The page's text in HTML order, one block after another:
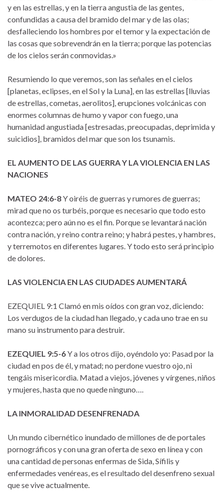
y en las estrellas, y en la tierra angustia de las gentes,
confundidas a causa del bramido del mar y de las olas;
desfalleciendo los hombres por el temor y la expectación de
las cosas que sobrevendrán en la tierra; porque las potencias
de los cielos serán conmovidas.»
Resumiendo lo que veremos, son las señales en el cielos
[planetas, eclipses, en el Sol y la Luna], en las estrellas [lluvias
de estrellas, cometas, aerolitos], erupciones volcánicas con
enormes columnas de humo y vapor con fuego, una
humanidad angustiada [estresadas, preocupadas, deprimida y
suicidios], bramidos del mar que son los tsunamis.
EL AUMENTO DE LAS GUERRA Y LA VIOLENCIA EN LAS
NACIONES
MATEO 24:6-8Y oiréis de guerras y rumores de guerras;
mirad que no os turbéis, porque es necesario que todo esto
acontezca; pero aún no es el fin. Porque se levantará nación
contra nación, y reino contra reino; y habrá pestes, y hambres,
y terremotos en diferentes lugares. Y todo esto será principio
de dolores.
LAS VIOLENCIA EN LAS CIUDADES AUMENTARÁ
EZEQUIEL 9:1 Clamó en mis oídos con gran voz, diciendo:
Los verdugos de la ciudad han llegado, y cada uno trae en su
mano su instrumento para destruir.
EZEQUIEL 9:5-6Y a los otros dijo, oyéndolo yo: Pasad por la
ciudad en pos de él, y matad; no perdone vuestro ojo, ni
tengáis misericordia. Matad a viejos, jóvenes y vírgenes, niños
y mujeres, hasta que no quede ninguno….
LA INMORALIDAD DESENFRENADA
Un mundo cibernético inundado de millones de de portales
pornográficos y con una gran oferta de sexo en línea y con
una cantidad de personas enfermas de Sida, Sífilis y
enfermedades venéreas, es el resultado del desenfreno sexual
que se vive actualmente.